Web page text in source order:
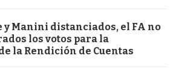
y Manini distanciados, el FA no
los votos para la
la Rendición de Cuentas